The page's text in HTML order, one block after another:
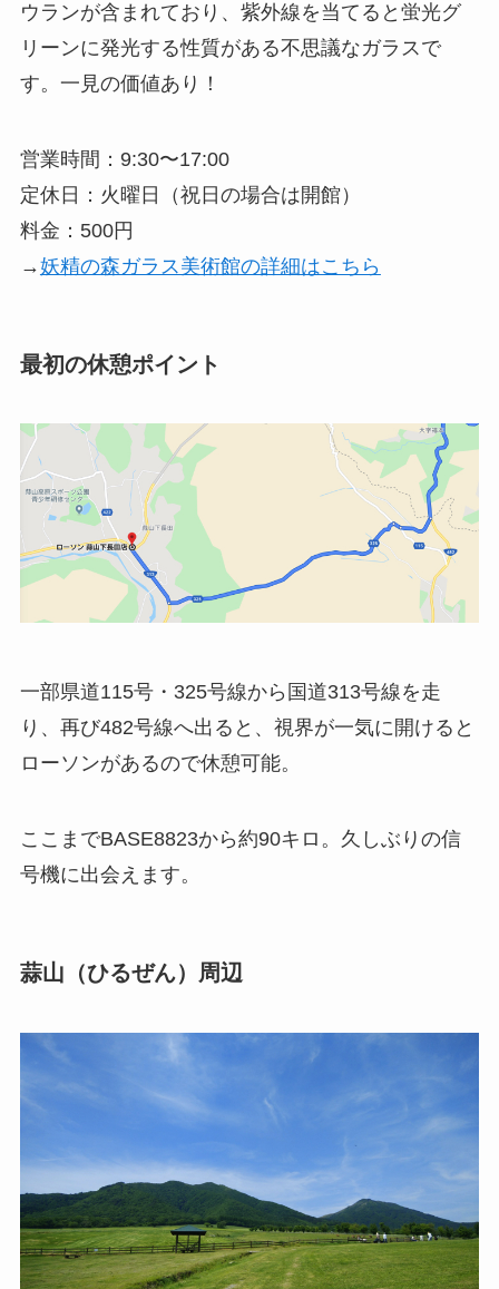
ウランが含まれており、紫外線を当てると蛍光グ
リーンに発光する性質がある不思議なガラスで
す。一見の価値あり！
営業時間：9:30〜17:00
定休日：火曜日（祝日の場合は開館）
料金：500円
→妖精の森ガラス美術館の詳細はこちら
最初の休憩ポイント
一部県道115号・325号線から国道313号線を走
り、再び482号線へ出ると、視界が一気に開けると
ローソンがあるので休憩可能。
ここまでBASE8823から約90キロ。久しぶりの信
号機に出会えます。
蒜山（ひるぜん）周辺